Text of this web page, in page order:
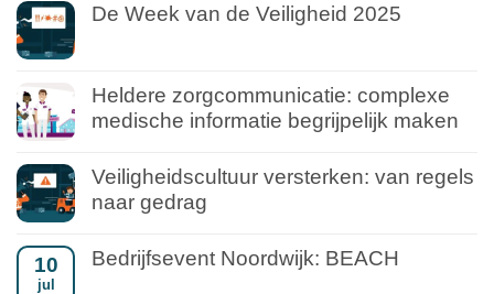
De Week van de Veiligheid 2025
Heldere zorgcommunicatie: complexe
medische informatie begrijpelijk maken
Veiligheidscultuur versterken: van regels
naar gedrag
10
jul
Bedrijfsevent Noordwijk: BEACH